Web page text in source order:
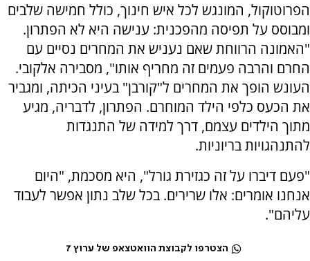
הפרוטוקול, המונגש לכל איש חינוך, כולל חמישה שלבים
ומבוסס על תפיסה מהפכנית: ענישה היא לא הפתרון.
"האמונה הרווחת שאם נעניש את המחרים נסיים עם
החרם והרבה פעמים זה מחריף אותו", מסבירה אלקובי.
העונש הופך את המחרים ל"קורבן" בעיני הכיתה, ומגביר
את הכעס כלפי הילד המוחרם. הפתרון, לדבריה, מגיע
מתוך הילדים עצמם, דרך למידה של התנגדות
להתנהגויות בריוניות.
"פעם דיברו על זה כגזירת גורל", היא מסכמת, "היום
אנחנו אומרים: אלו שרירים. בכל שלב נתון אפשר לעבוד
עליהם".
הצטרפו לקבוצת הוואטצאפ של ערוץ 7